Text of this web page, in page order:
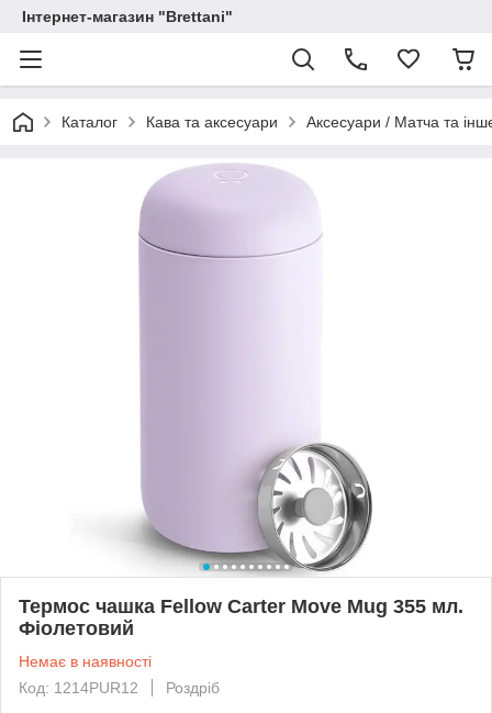
Інтернет-магазин "Brettani"
Каталог Кава та аксесуари Аксесуари / Матча та
Термос чашка Fellow Carter Move Mug 355 мл.
Фіолетовий
Немає в наявності
Код: 1214PUR12
Роздріб